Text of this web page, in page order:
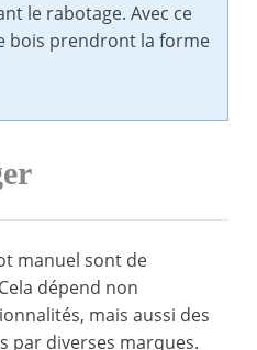
le rabotage. Avec ce
bois prendront la forme
manuel sont de
dépend non
mais aussi des
par diverses marques.